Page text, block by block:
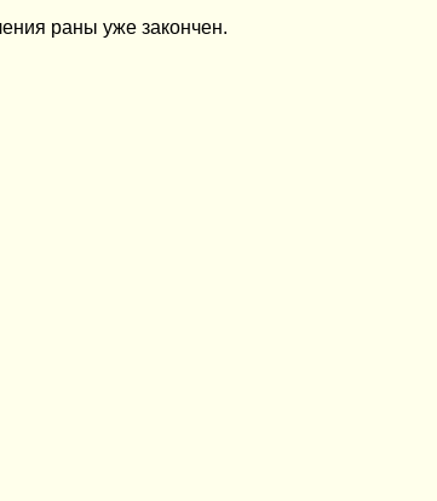
раны уже закончен.